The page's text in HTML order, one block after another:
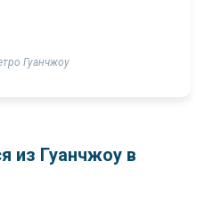
Гуанчжоу
из Гуанчжоу в